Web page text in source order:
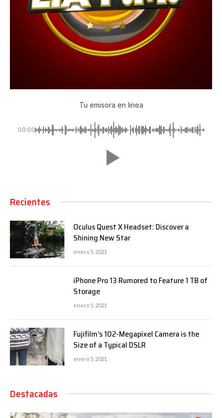
Tu emisora en linea
00:00
Recientes
Oculus Quest X Headset: Discover a
Shining New Star
enero 5, 2021
iPhone Pro 13 Rumored to Feature 1 TB of
Storage
enero 5, 2021
Fujifilm’s 102-Megapixel Camera is the
Size of a Typical DSLR
enero 5, 2021
Destacadas